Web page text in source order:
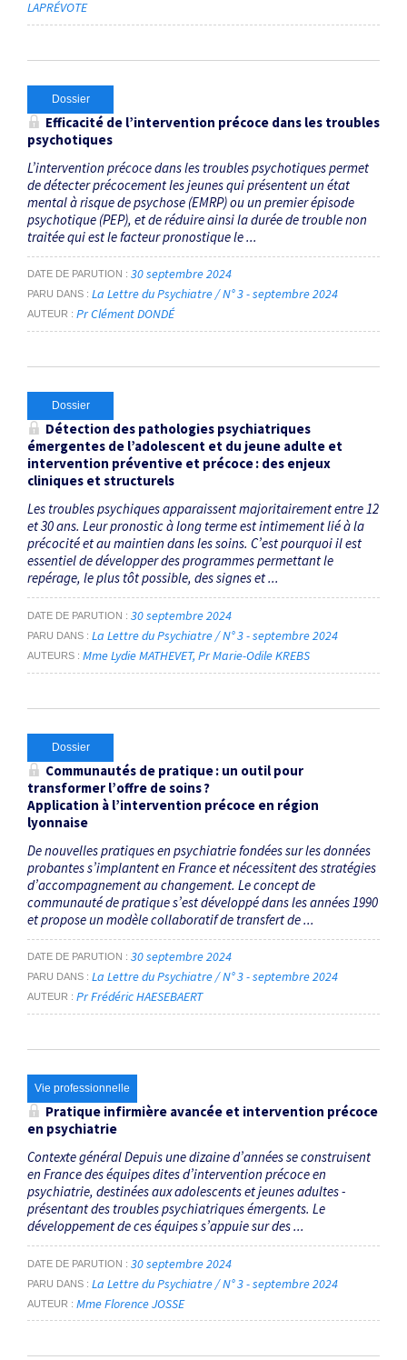
LAPRÉVOTE
Dossier
Efficacité de l’intervention précoce dans les troubles
psychotiques
L’intervention précoce dans les troubles psychotiques permet
de détecter précocement les jeunes qui présentent un état
mental à risque de psychose (EMRP) ou un premier épisode
psychotique (PEP), et de réduire ainsi la durée de trouble non
traitée qui est le facteur pronostique le ...
DATE DE PARUTION 30 septembre 2024
PARU DANS La Lettre du Psychiatre / N° 3 - septembre 2024
AUTEUR Pr Clément DONDÉ
Dossier
Détection des pathologies psychiatriques
émergentes de l’adolescent et du jeune adulte et
intervention préventive et précoce : des enjeux
cliniques et structurels
Les troubles psychiques apparaissent majoritairement entre 12
et 30 ans. Leur pronostic à long terme est intimement lié à la
précocité et au maintien dans les soins. C’est pourquoi il est
essentiel de développer des programmes permettant le
repérage, le plus tôt possible, des signes et ...
DATE DE PARUTION 30 septembre 2024
PARU DANS La Lettre du Psychiatre / N° 3 - septembre 2024
AUTEURS Mme Lydie MATHEVET Pr Marie-Odile KREBS
Dossier
Communautés de pratique : un outil pour
transformer l’offre de soins ?
Application à l’intervention précoce en région
lyonnaise
De nouvelles pratiques en psychiatrie fondées sur les données
probantes s’implantent en France et nécessitent des stratégies
d’accompagnement au changement. Le concept de
communauté de pratique s’est développé dans les années 1990
et propose un modèle collaboratif de transfert de ...
DATE DE PARUTION 30 septembre 2024
PARU DANS La Lettre du Psychiatre / N° 3 - septembre 2024
AUTEUR Pr Frédéric HAESEBAERT
Vie professionnelle
Pratique infirmière avancée et intervention précoce
en psychiatrie
Contexte général Depuis une dizaine d’années se construisent
en France des équipes dites d’intervention précoce en
psychiatrie, destinées aux adolescents et jeunes adultes ­
présentant des troubles psychiatriques émergents. Le
développement de ces équipes s’appuie sur des ...
DATE DE PARUTION 30 septembre 2024
PARU DANS La Lettre du Psychiatre / N° 3 - septembre 2024
AUTEUR Mme Florence JOSSE